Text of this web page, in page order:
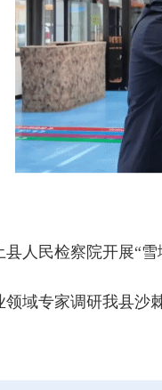
县人民检察院开展“
域专家调研我县沙